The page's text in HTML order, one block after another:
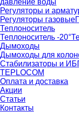
давление воды
Регуляторы и
Регуляторы газовые
Теплоноситель
Теплоноситель -20°
Дымоходы
Дымоходы для
Стабилизаторы и
TEPLOCOM
Оплата и доставка
Акции
Статьи
Контакты